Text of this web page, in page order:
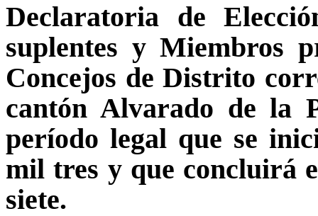
Declaratoria de
suplentes y Miembros
Concejos de Distrito
cantón Alvarado de la
período legal que se
mil tres y que concluirá
siete.